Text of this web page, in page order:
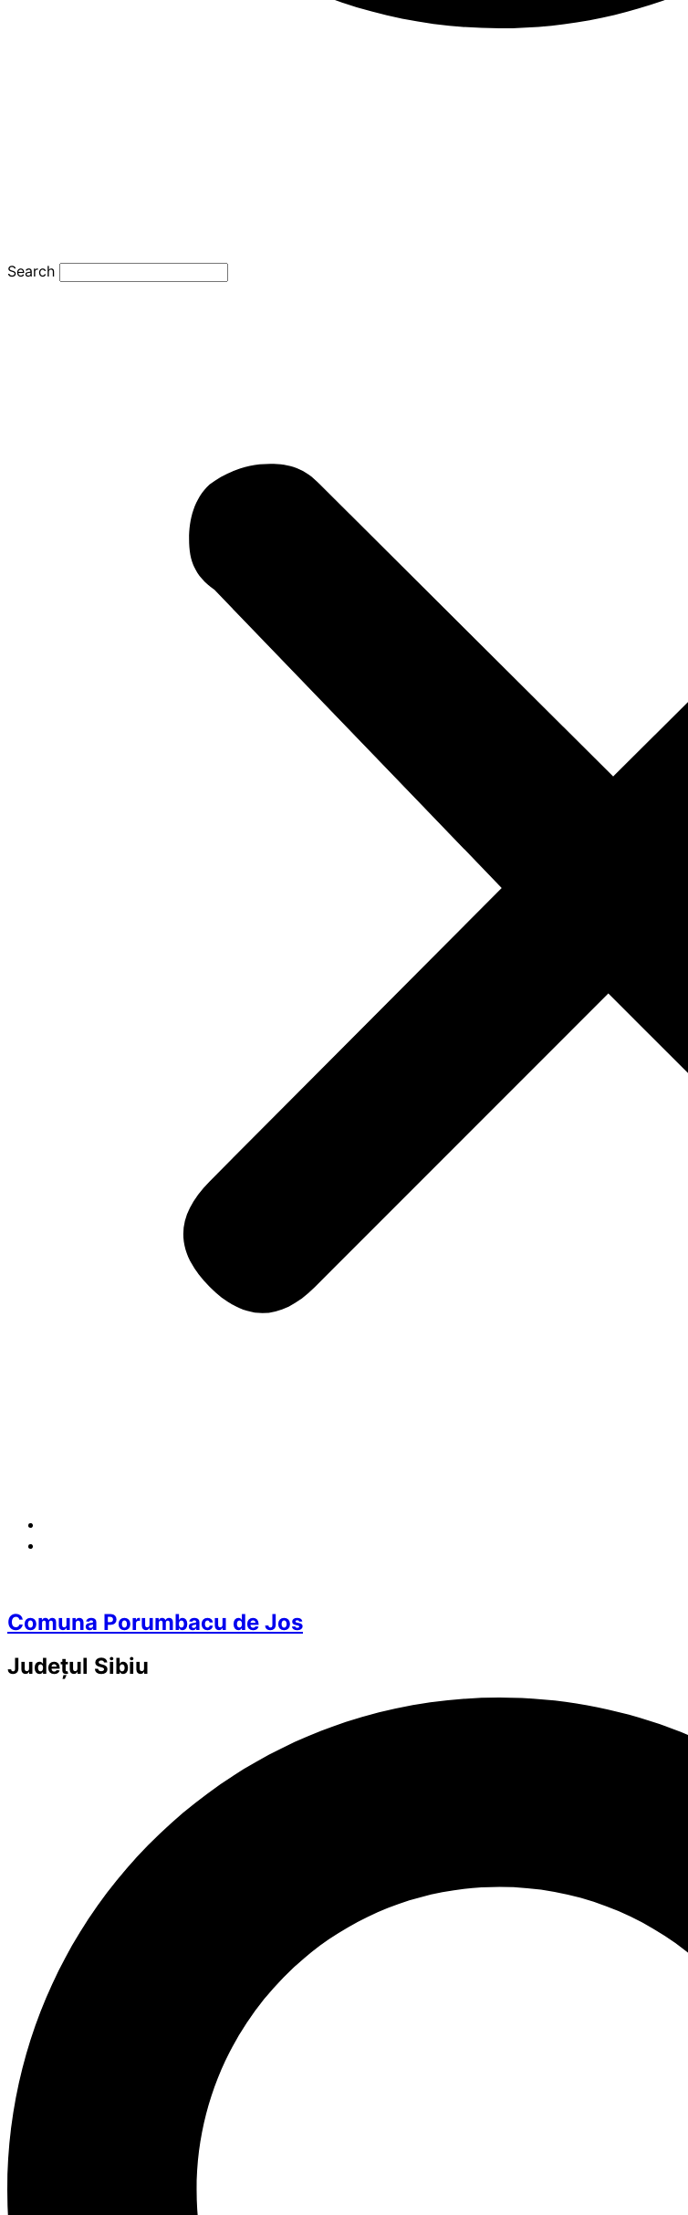
Search
Comuna Porumbacu de Jos
Județul Sibiu